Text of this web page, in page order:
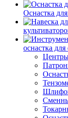
Оснастка
оснастка для